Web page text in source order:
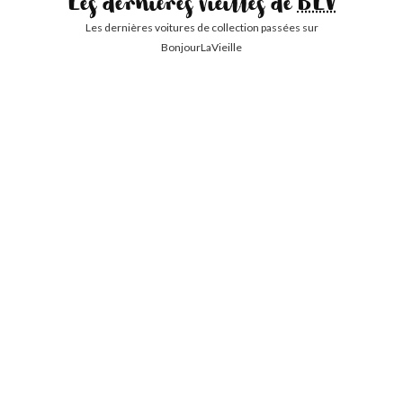
Les dernières vieilles deBLV
Les dernières voitures de collection passées sur
BonjourLaVieille